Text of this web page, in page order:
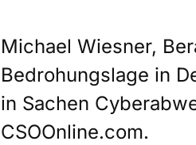
Michael Wiesner,
Bedrohungslage in
in Sachen
CSOOnline.com.